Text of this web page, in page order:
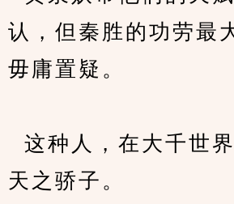
认，但秦胜的功劳最
毋庸置疑。
天之骄子。